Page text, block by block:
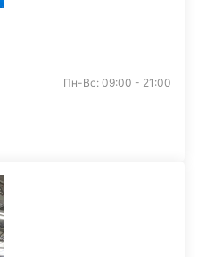
Пн-Вс: 09:00 - 21:00